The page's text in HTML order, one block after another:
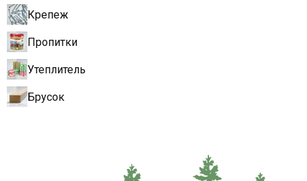
Крепеж
Пропитки
Утеплитель
Брусок